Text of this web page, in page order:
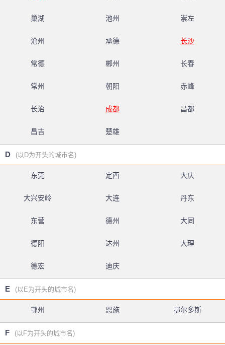
巢湖 池州 崇左
沧州 承德 长沙
常德 郴州 长春
常州 朝阳 赤峰
长治 成都 昌都
昌吉 楚雄
D (以D为开头的城市名)
东莞 定西 大庆
大兴安岭 大连 丹东
东营 德州 大同
德阳 达州 大理
德宏 迪庆
E (以E为开头的城市名)
鄂州 恩施 鄂尔多斯
F (以F为开头的城市名)